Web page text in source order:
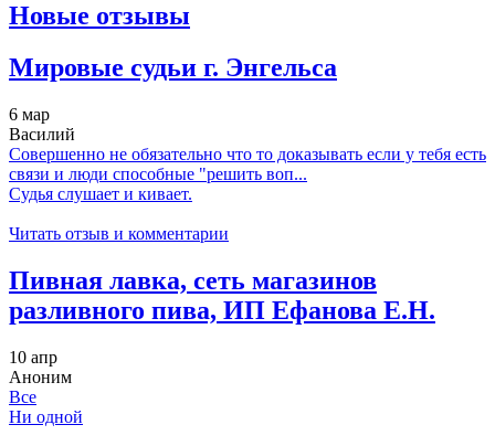
Новые отзывы
Мировые судьи г. Энгельса
6 мар
Василий
Совершенно не обязательно что то доказывать если у тебя есть
связи и люди способные "решить воп...
Судья слушает и кивает.
Читать отзыв и комментарии
Пивная лавка, сеть магазинов
разливного пива, ИП Ефанова Е.Н.
10 апр
Аноним
Все
Ни одной